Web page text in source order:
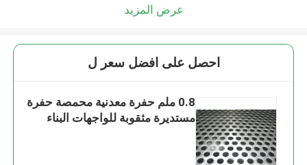
عرض المزيد
احصل على افضل سعر ل
0.8 ملم حفرة معدنية محمصة حفرة
مستديرة مثقوبة للواجهات البناء